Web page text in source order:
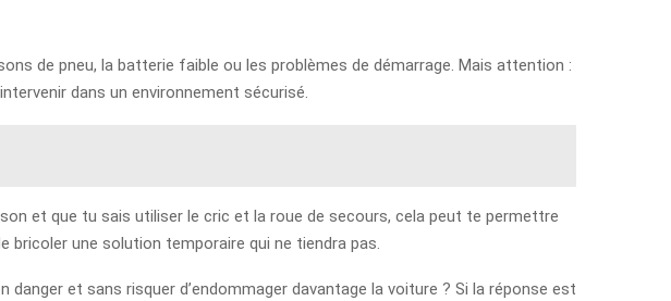
de pneu, la batterie faible ou les problèmes de démarrage. Mais attention :
dans un environnement sécurisé.
et que tu sais utiliser le cric et la roue de secours, cela peut te permettre
bricoler une solution temporaire qui ne tiendra pas.
et sans risquer d’endommager davantage la voiture ? Si la réponse est